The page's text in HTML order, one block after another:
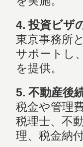
4. 投資ビザ
東京事務所
サポートし
を提供。
5. 不動産後
税金や管理
税理士、不
理、税金納